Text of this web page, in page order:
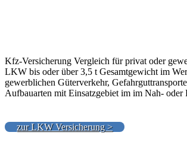
Kfz-Versicherung Vergleich für privat oder
LKW bis oder über 3,5 t Gesamtgewicht im
gewerblichen Güterverkehr,
Aufbauarten mit Einsatzgebiet im im Nah- oder
zur LKW Versicherung >